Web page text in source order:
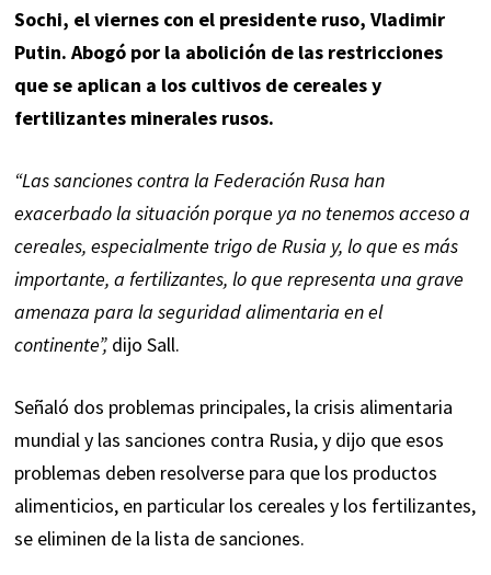
Sochi, el viernes con el presidente ruso, Vladimir
Putin. Abogó por la abolición de las restricciones
que se aplican a los cultivos de cereales y
fertilizantes minerales rusos.
“Las sanciones contra la Federación Rusa han
exacerbado la situación porque ya no tenemos acceso a
cereales, especialmente trigo de Rusia y, lo que es más
importante, a fertilizantes, lo que representa una grave
amenaza para la seguridad alimentaria en el
continente”,dijo Sall.
Señaló dos problemas principales, la crisis alimentaria
mundial y las sanciones contra Rusia, y dijo que esos
problemas deben resolverse para que los productos
alimenticios, en particular los cereales y los fertilizantes,
se eliminen de la lista de sanciones.